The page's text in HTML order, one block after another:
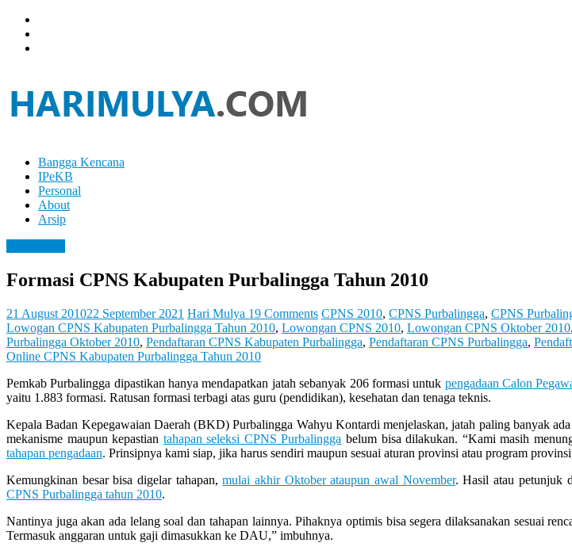
Skip
content
Hari
Mulya
Brain
Can
Analyze
It
Your
Right
Brain
Let
Feel
It
Bangga Kencana
IPeKB
Personal
About
Arsip
Formasi CPNS Kabupaten Purbalingga Tahun 2010
21 August 201022 September 2021 Hari Mulya 19 Comments CPNS 2010, CPNS Purbalingga, CPNS
Lowogan CPNS Kabupaten Purbalingga Tahun 2010, Lowongan CPNS 2010, Lowongan CPNS Oktober 2010,
Purbalingga Oktober 2010, Pendaftaran CPNS Kabupaten Purbalingga, Pendaftaran CPNS Purbalingga,
Online CPNS Kabupaten Purbalingga Tahun 2010
Pemkab Purbalingga dipastikan hanya mendapatkan jatah sebanyak 206 formasi untuk pengadaan Calon
yaitu 1.883 formasi. Ratusan formasi terbagi atas guru (pendidikan), kesehatan dan tenaga teknis.
Kepala Badan Kepegawaian Daerah (BKD) Purbalingga Wahyu Kontardi menjelaskan, jatah paling banyak
mekanisme maupun kepastian tahapan seleksi CPNS Purbalingga belum bisa dilakukan. “Kami masih
tahapan pengadaan. Prinsipnya kami siap, jika harus sendiri maupun sesuai aturan provinsi atau program
Kemungkinan besar bisa digelar tahapan,mulai akhir Oktober ataupun awal November. Hasil atau petunjuk
CPNS Purbalingga tahun 2010.
Nantinya juga akan ada lelang soal dan tahapan lainnya. Pihaknya optimis bisa segera dilaksanakan sesuai
Termasuk anggaran untuk gaji dimasukkan ke DAU,” imbuhnya.